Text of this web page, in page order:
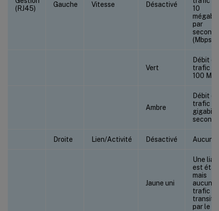
(RJ45)
Gauche Vitesse Désactivé
10
par
seconde
(Mbps)
Vert
Débit de
trafic de
100
Ambre
Débit de
trafic
gigabit
seconde
Droite Lien/Activité Désactivé Aucun
Jaune uni
Une
est
mais
aucun
trafic ne
transite
par le